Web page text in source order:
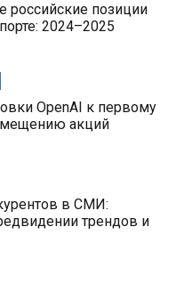
российские позиции
2024–2025
OpenAI к первому
акций
в СМИ:
трендов и